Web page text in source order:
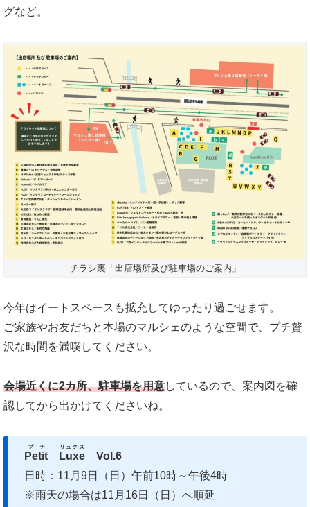
グなど。
チラシ裏「出店場所及び駐車場のご案内」
今年はイートスペースも拡充してゆったり過ごせます。
ご家族やお友だちと本場のマルシェのような空間で、プチ贅
沢な時間を満喫してください。
会場近くに2カ所、駐車場を用意しているので、案内図を確
認してから出かけてくださいね。
Petit
プチ
Luxe
リュクス
Vol.6
日時：11月9日（日）午前10時～午後4時
※雨天の場合は11月16日（日）へ順延